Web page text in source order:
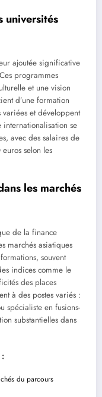
universités
ajoutée significative
programmes
et une vision
d’une formation
et développent
internationalisation se
avec des salaires de
selon les
les marchés
de la finance
marchés asiatiques
souvent
indices comme le
des places
à des postes variés :
spécialiste en fusions-
substantielles dans
:
du parcours